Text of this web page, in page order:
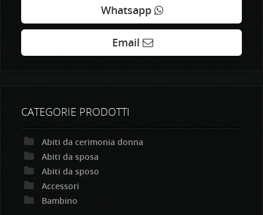
Whatsapp
Email
CATEGORIE PRODOTTI
Abiti da cerimonia donna
Abiti da sposa
Abiti da sposo
Accessori
Bambino